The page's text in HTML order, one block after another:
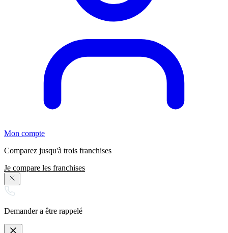
Mon compte
Comparez jusqu'à trois franchises
Je compare les franchises
Demander a être rappelé